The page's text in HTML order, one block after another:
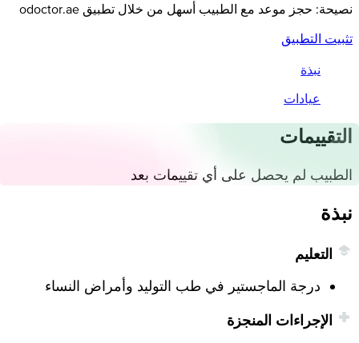
نصيحة: حجز موعد مع الطبيب أسهل من خلال تطبيق odoctor.ae
تثبيت التطبيق
نبذة
عيادات
التقييمات
الطبيب لم يحصل على أي تقييمات بعد
نبذة
التعليم
درجة الماجستير في طب التوليد وأمراض النساء
الإجراءات المنجزة